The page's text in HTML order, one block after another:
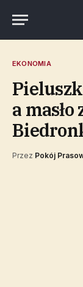
EKONOMIA
a masło
Przez Pokój